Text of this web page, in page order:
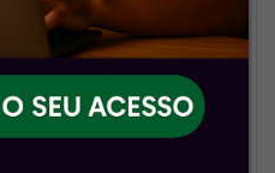
aprovação
é simples: a
se importa com
trabalha pra